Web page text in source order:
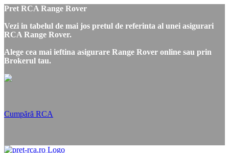
Pret RCA Range Rover
Vezi in tabelul de mai jos pretul de referinta al unei asigurari
RCA Range Rover.
Alege cea mai ieftina asigurare Range Rover online sau prin
Brokerul tau.
Cumpără RCA